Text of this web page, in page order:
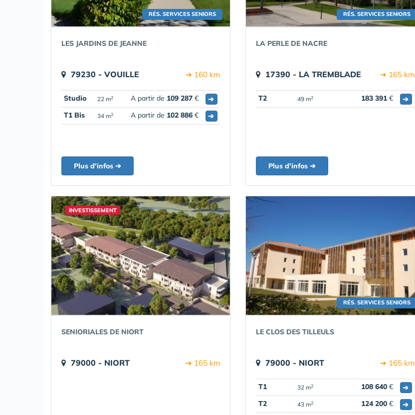
RÉS. SERVICES SENIORS
LES JARDINS DE JEANNE
79230 - VOUILLE ➔ 160 km
Studio 22 m2 A partir de 109 287 €
➔
T1 Bis
34 m2 A partir de 102 886 € ➔
Plus d'infos ➔
RÉS. SERVICES SENIORS
LA PERLE DE NACRE
17390 - LA TREMBLADE ➔ 165 km
T2 49 m2 183 391 € ➔
Plus d'infos ➔
INVESTISSEMENT
SENIORIALES DE NIORT
79000 - NIORT ➔ 165 km
RÉS. SERVICES SENIORS
LE CLOS DES TILLEULS
79000 - NIORT ➔ 165 km
T1 32 m2 108 640 €
➔
T2
43 m2 124 200 € ➔